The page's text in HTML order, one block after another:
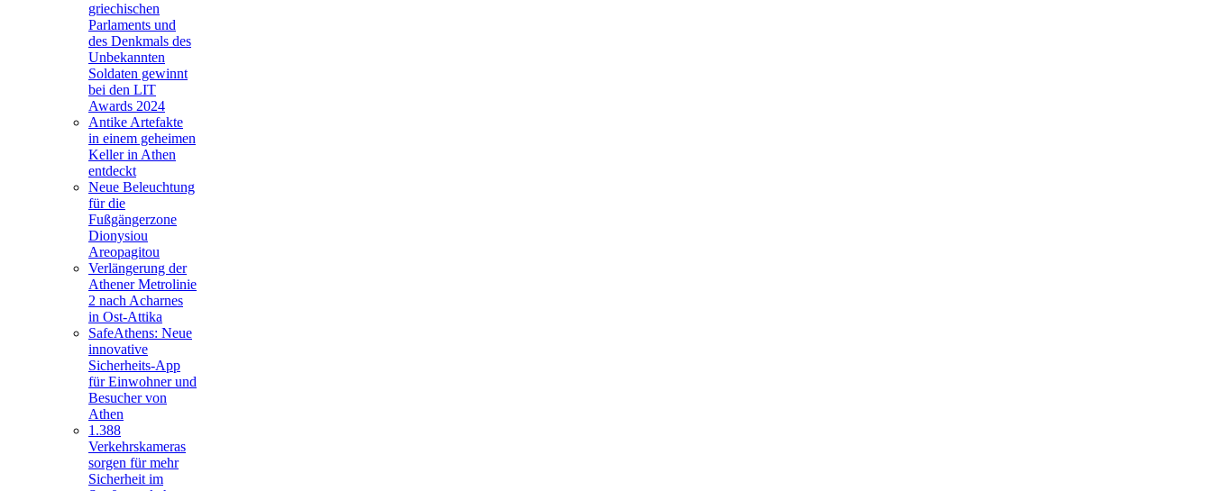
griechischen
Parlaments und
des Denkmals des
Unbekannten
Soldaten gewinnt
bei den LIT
Awards 2024
Antike Artefakte
in einem geheimen
Keller in Athen
entdeckt
Neue Beleuchtung
für die
Fußgängerzone
Dionysiou
Areopagitou
Verlängerung der
Athener Metrolinie
2 nach Acharnes
in Ost-Attika
SafeAthens: Neue
innovative
Sicherheits-App
für Einwohner und
Besucher von
Athen
1.388
Verkehrskameras
sorgen für mehr
Sicherheit im